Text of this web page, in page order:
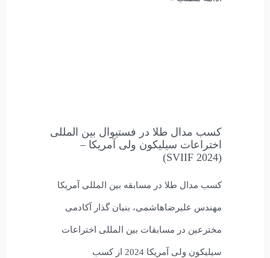
کسب مدال طلا در فستیوال بین المللی
اختراعات سیلیکون ولی آمريكا –
(SVIIF 2024)
کسب مدال طلا در مسابقه بین المللی آمریکا
مهندس علیرضاهاشمی، بنیان گذار آکادمی
مخترعین در مسابقات بین المللی اختراعات
سیلیکون ولی آمریکا 2024 از کسب